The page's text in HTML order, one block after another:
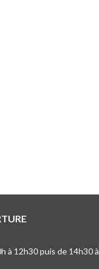
à 12h30 puis de 14h30 à